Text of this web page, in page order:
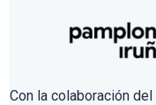
Con la colaboración